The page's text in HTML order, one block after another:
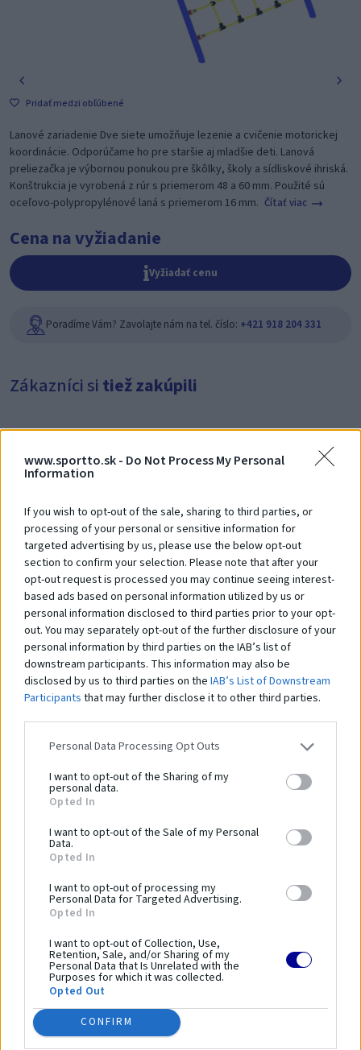
www.sportto.sk - Do Not Process My Personal
Information
If you wish to opt-out of the sale, sharing to third parties, or
processing of your personal or sensitive information for
targeted advertising by us, please use the below opt-out
section to confirm your selection. Please note that after your
opt-out request is processed you may continue seeing interest-
based ads based on personal information utilized by us or
personal information disclosed to third parties prior to your opt-
out. You may separately opt-out of the further disclosure of your
personal information by third parties on the IAB’s list of
downstream participants. This information may also be
disclosed by us to third parties on the IAB’s List of Downstream
Participants that may further disclose it to other third parties.
Personal Data Processing Opt Outs
I want to opt-out of the Sharing of my
personal data.
Opted In
I want to opt-out of the Sale of my Personal
Data.
Opted In
I want to opt-out of processing my
Personal Data for Targeted Advertising.
Opted In
I want to opt-out of Collection, Use,
Retention, Sale, and/or Sharing of my
Personal Data that Is Unrelated with the
Purposes for which it was collected.
Opted Out
CONFIRM
Pridať medzi obľúbené
Lanové zariadenie Dve siete umožňuje lezenie a cvičenie motorickej
koordinácie. Odporúčame ho pre staršie aj mladšie deti. Lanová
preliezačka je výbornou ponukou pre škôlky, školy a sídliskové ihriská.
Konštrukcia je vyrobená z rúr s priemerom 48 a 60 mm. Použité sú
oceľovo-polypropylénové laná s priemerom 16 mm. Čítať viac
Cena na vyžiadanie
Vyžiadať cenu
Poradíme Vám? Zavolajte nám na tel. číslo: +421 918 204 331
Zákazníci si tiež zakúpili
Vianočný stromček
Na dopyt
Čo robí tentoprodukt
výnimočným?
Bezpečnostná norma:
7:2009
Veková kategória:
3 - 15 rokov
Kapacita:
Dĺžka zariadenia:
Šírka zariadenia:
210 cm
Výška zariadenia:
Bezpečnostný povrch:
Vyžaduje sa
Dĺžka bezpečnostnej
Šírka bezpečnostnej
460 cm
Plocha bezpečnostnej
zóny:
22 m²